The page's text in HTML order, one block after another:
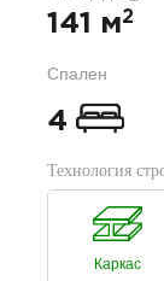
141 м2
Спален
4
Технология
Каркас